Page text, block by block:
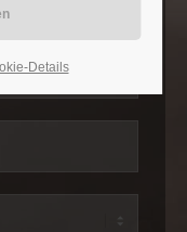
Details